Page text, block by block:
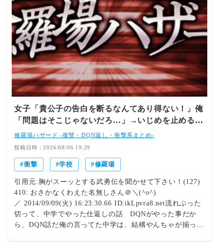
女子「貴公子の告白を断るなんてあり得ない！」俺
「問題はそこじゃないだろ…」→いじめを止めるた
め動いた結果…
修羅場ハザード -復讐・DQN返し・衝撃系まとめ-
投稿日時：2026/08/06 19:29
衝撃 学校 修羅場
引用元:胸がスーッとする武勇伝を聞かせて下さい！(127)
410: おさかなくわえた名無しさん＠＼(^o^)
／ 2014/09/09(火) 16:23:30.66 ID:ikLpvra8.net流れぶった
切って、中学でやった仕返しの話 DQNがやった事だか
ら、DQN話だ俺の言ってた中学は、結構やんちゃが揃って